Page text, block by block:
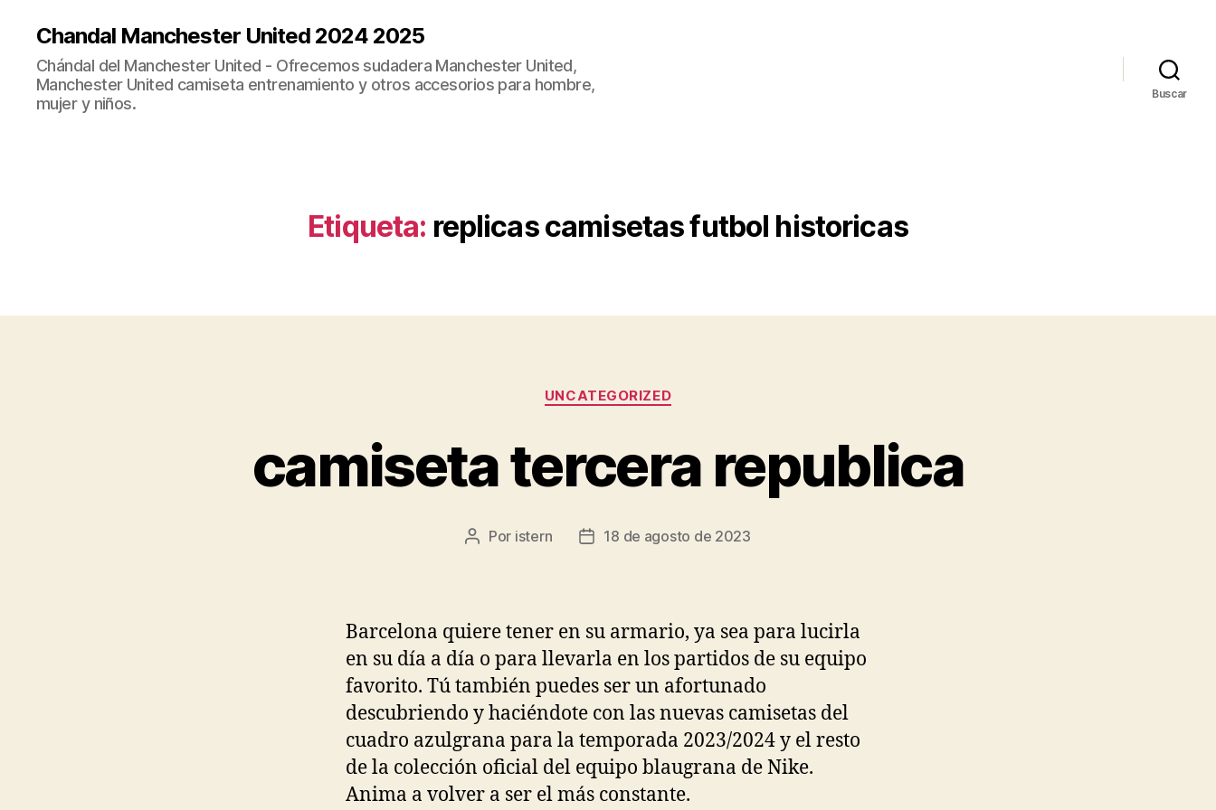
Chandal Manchester United 2024 2025
Chándal del Manchester United - Ofrecemos sudadera Manchester United,
Manchester United camiseta entrenamiento y otros accesorios para hombre,
mujer y niños.
Buscar
Etiqueta: replicas camisetas futbol historicas
Categorías
UNCATEGORIZED
camiseta tercera republica
Autor
Por istern
Fecha18 de agosto de 2023
Barcelona quiere tener en su armario, ya sea para lucirla
en su día a día o para llevarla en los partidos de su equipo
favorito. Tú también puedes ser un afortunado
descubriendo y haciéndote con las nuevas camisetas del
cuadro azulgrana para la temporada 2023/2024 y el resto
de la colección oficial del equipo blaugrana de Nike.
Anima a volver a ser el más constante.